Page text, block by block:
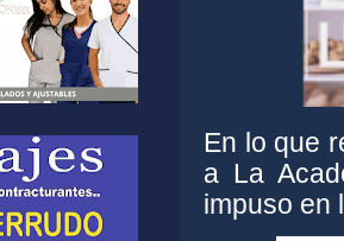
En lo que
a La
impuso en